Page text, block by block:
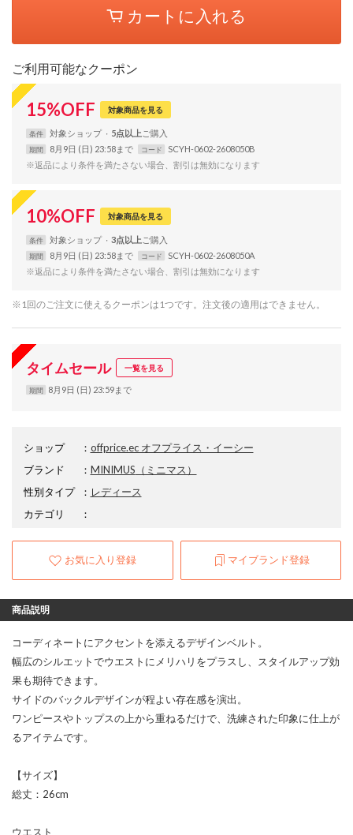
カートに入れる
ご利用可能なクーポン
15%OFF 対象商品を見る
条件 対象ショップ 5点以上
期間 8月9日 (日) 23:58まで コード
SCYH-0602-2608050B
※返品により条件を満たさない場合、割引は無効になります
10%OFF 対象商品を見る
条件 対象ショップ 3点以上
期間 8月9日 (日) 23:58まで コード
SCYH-0602-2608050A
※返品により条件を満たさない場合、割引は無効になります
※1回のご注文に使えるクーポンは1つです。注文後の適用はできません。
タイムセール 一覧を見る
期間 8月9日 (日) 23:59まで
ショップ ： offprice.ec オフプライス・イーシー
ブランド
： MINIMUS （ミニマス）
性別タイプ
： レディース
カテゴリ
：
お気に入り登録 マイブランド登録
商品説明
コーディネートにアクセントを添えるデザインベルト。
幅広のシルエットでウエストにメリハリをプラスし、スタイルアップ効
果も期待できます。
サイドのバックルデザインが程よい存在感を演出。
ワンピースやトップスの上から重ねるだけで、洗練された印象に仕上が
るアイテムです。
【サイズ】
総丈：26cm
ウエスト